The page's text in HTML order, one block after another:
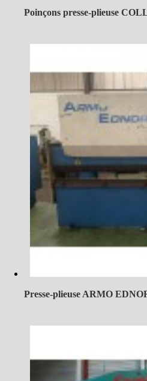
Poinçons presse-plieuse
Presse-plieuse ARMO